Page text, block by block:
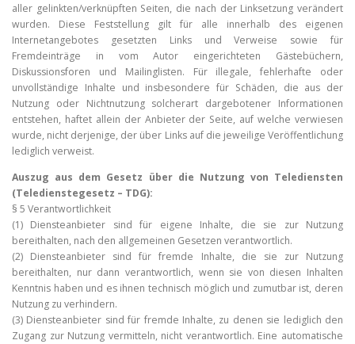
aller gelinkten/verknüpften Seiten, die nach der Linksetzung verändert
wurden. Diese Feststellung gilt für alle innerhalb des eigenen
Internetangebotes gesetzten Links und Verweise sowie für
Fremdeinträge in vom Autor eingerichteten Gästebüchern,
Diskussionsforen und Mailinglisten. Für illegale, fehlerhafte oder
unvollständige Inhalte und insbesondere für Schäden, die aus der
Nutzung oder Nichtnutzung solcherart dargebotener Informationen
entstehen, haftet allein der Anbieter der Seite, auf welche verwiesen
wurde, nicht derjenige, der über Links auf die jeweilige Veröffentlichung
lediglich verweist.
Auszug aus dem Gesetz über die Nutzung von Telediensten
(Teledienstegesetz – TDG):
§ 5 Verantwortlichkeit
(1) Diensteanbieter sind für eigene Inhalte, die sie zur Nutzung
bereithalten, nach den allgemeinen Gesetzen verantwortlich.
(2) Diensteanbieter sind für fremde Inhalte, die sie zur Nutzung
bereithalten, nur dann verantwortlich, wenn sie von diesen Inhalten
Kenntnis haben und es ihnen technisch möglich und zumutbar ist, deren
Nutzung zu verhindern.
(3) Diensteanbieter sind für fremde Inhalte, zu denen sie lediglich den
Zugang zur Nutzung vermitteln, nicht verantwortlich. Eine automatische